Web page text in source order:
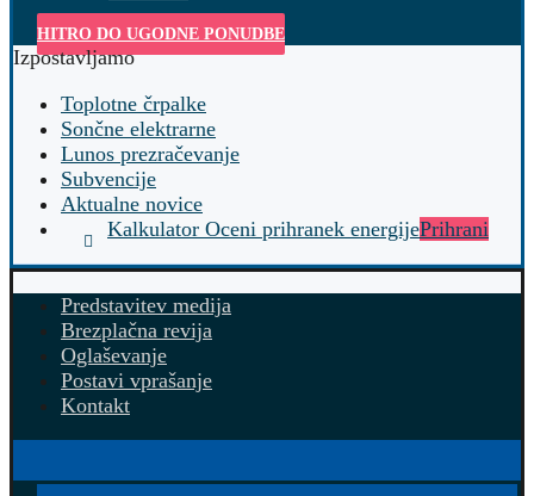
HITRO DO UGODNE PONUDBE
Izpostavljamo
Toplotne črpalke
Sončne elektrarne
Lunos prezračevanje
Subvencije
Aktualne novice
Kalkulator Oceni prihranek energijePrihrani
Predstavitev medija
Brezplačna revija
Oglaševanje
Postavi vprašanje
Kontakt